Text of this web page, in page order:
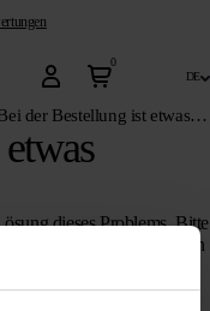
0
de
Bei der Bestellung ist etwas schiefgelaufen
dieses Problems. Bitte
Sie an, was schiefgelaufen